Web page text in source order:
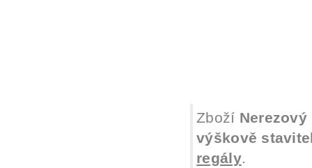
Zboží
výškově
regály.